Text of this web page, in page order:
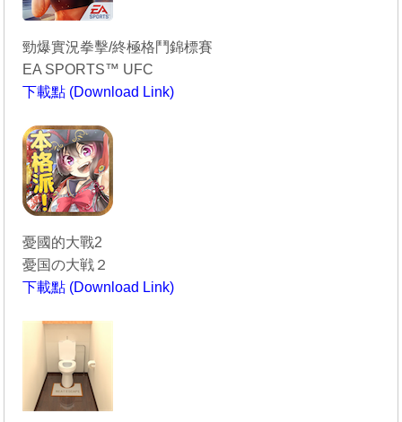
勁爆實況拳擊/終極格鬥錦標賽
EA SPORTS™ UFC
下載點 (Download Link)
憂國的大戰2
憂国の大戦２
下載點 (Download Link)